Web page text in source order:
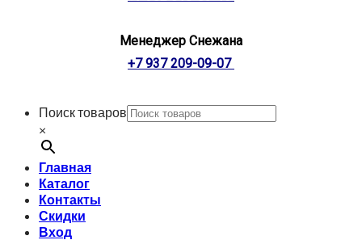
Менеджер Снежана
+7 937 209-09-07
Поиск товаров
×
Главная
Каталог
Контакты
Скидки
Вход